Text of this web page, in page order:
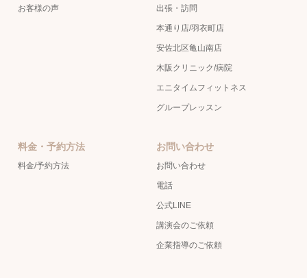
お客様の声 出張・訪問
本通り店/羽衣町店
安佐北区亀山南店
木阪クリニック/病院
エニタイムフィットネス
グループレッスン
料金・予約方法
料金/予約方法
お問い合わせ
お問い合わせ
電話
公式LINE
講演会のご依頼
企業指導のご依頼